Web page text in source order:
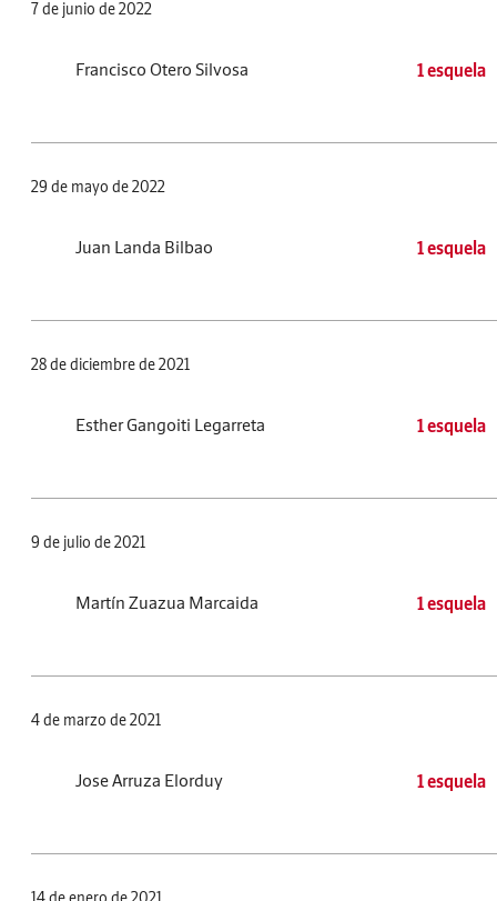
7 de junio de 2022
Francisco Otero Silvosa 1 esquela
29 de mayo de 2022
Juan Landa Bilbao 1 esquela
28 de diciembre de 2021
Esther Gangoiti Legarreta 1 esquela
9 de julio de 2021
Martín Zuazua Marcaida 1 esquela
4 de marzo de 2021
Jose Arruza Elorduy 1 esquela